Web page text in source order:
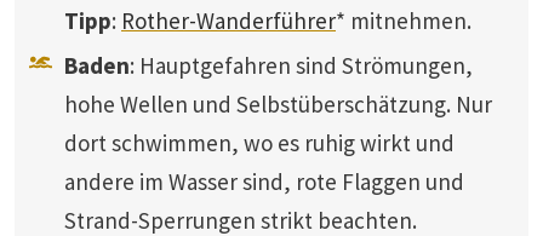
Tipp: Rother-Wanderführer* mitnehmen.
Baden: Hauptgefahren sind Strömungen,
hohe Wellen und Selbstüberschätzung. Nur
dort schwimmen, wo es ruhig wirkt und
andere im Wasser sind, rote Flaggen und
Strand-Sperrungen strikt beachten.